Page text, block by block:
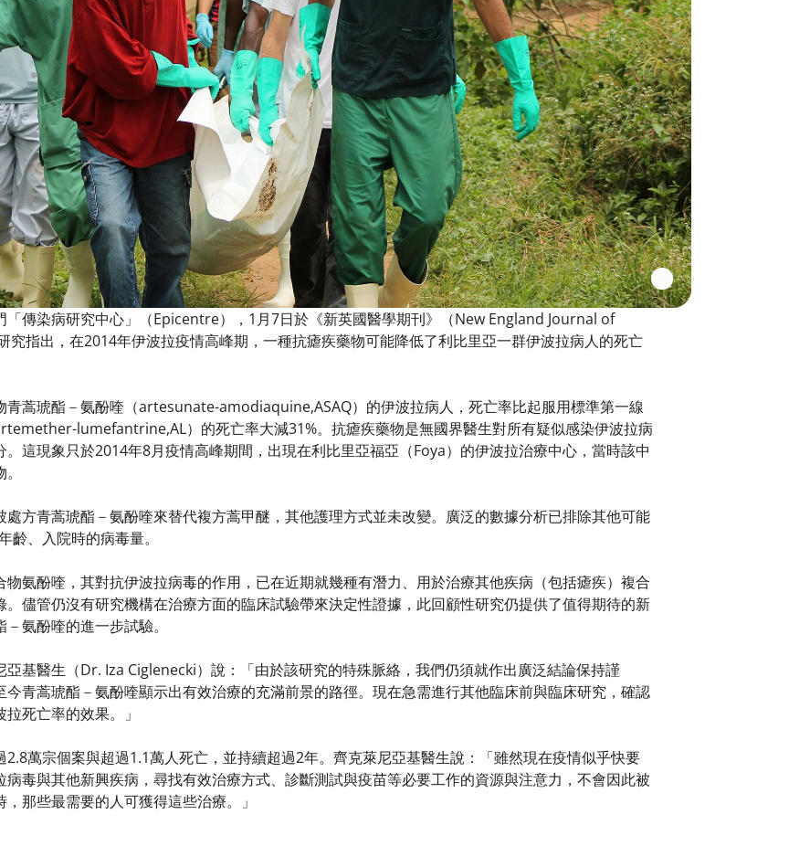
「傳染病研究中心」（Epicentre），1月7日於《新英國醫學期刊》（New England Journal of
究指出，在2014年伊波拉疫情高峰期，一種抗瘧疾藥物可能降低了利比里亞一群伊波拉病人的死亡
青蒿琥酯－氨酚喹（artesunate-amodiaquine,ASAQ）的伊波拉病人，死亡率比起服用標準第一線
lumefantrine,AL）的死亡率大減31%。抗瘧疾藥物是無國界醫生對所有疑似感染伊波拉病
。這現象只於2014年8月疫情高峰期間，出現在利比里亞福亞（Foya）的伊波拉治療中心，當時該中
方青蒿琥酯－氨酚喹來替代複方蒿甲醚，其他護理方式並未改變。廣泛的數據分析已排除其他可能
、入院時的病毒量。
氨酚喹，其對抗伊波拉病毒的作用，已在近期就幾種有潛力、用於治療其他疾病（包括瘧疾）複合
儘管仍沒有研究機構在治療方面的臨床試驗帶來決定性證據，此回顧性研究仍提供了值得期待的新
氨酚喹的進一步試驗。
亞基醫生（Dr. Iza Ciglenecki）說：「由於該研究的特殊脈絡，我們仍須就作出廣泛結論保持謹
青蒿琥酯－氨酚喹顯示出有效治療的充滿前景的路徑。現在急需進行其他臨床前與臨床研究，確認
死亡率的效果。」
萬宗個案與超過1.1萬人死亡，並持續超過2年。齊克萊尼亞基醫生說：「雖然現在疫情似乎快要
毒與其他新興疾病，尋找有效治療方式、診斷測試與疫苗等必要工作的資源與注意力，不會因此被
那些最需要的人可獲得這些治療。」